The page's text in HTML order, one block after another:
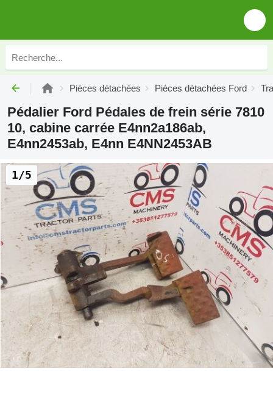
Pièces détachées Pièces détachées Ford
Pédalier Ford Pédales de frein série 7810
10, cabine carrée E4nn2a186ab,
E4nn2453ab, E4nn E4NN2453AB
1/5